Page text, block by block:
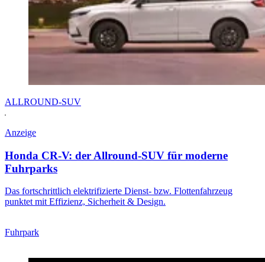
ALLROUND-SUV
Anzeige
Honda CR-V: der Allround-SUV für moderne
Fuhrparks
Das fortschrittlich elektrifizierte Dienst- bzw. Flottenfahrzeug
punktet mit Effizienz, Sicherheit & Design.
Fuhrpark